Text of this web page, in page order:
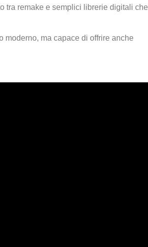
tra remake e semplici librerie digitali che
ma capace di offrire anche